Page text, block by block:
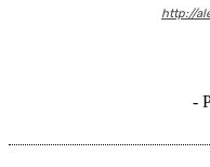
http://
-